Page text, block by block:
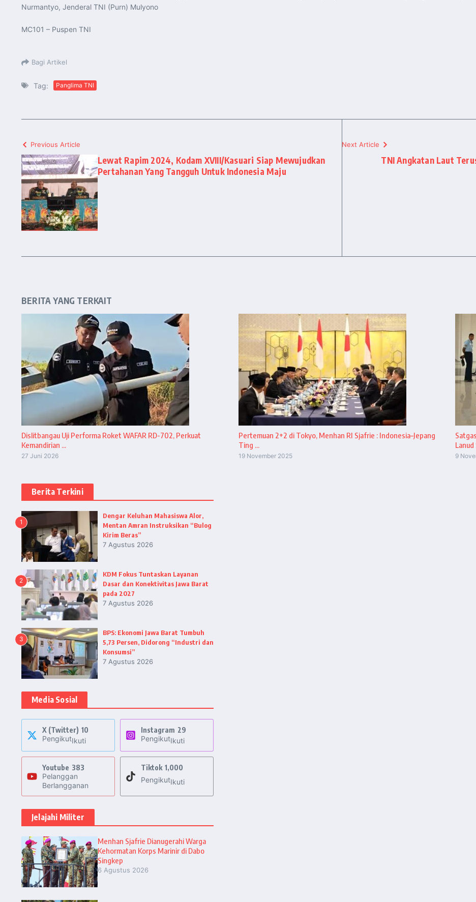
Nurmantyo, Jenderal TNI (Purn) Mulyono
MC101 – Puspen TNI
Bagi Artikel
Tag: Panglima TNI
Previous Article
Lewat Rapim 2024, Kodam XVIII/Kasuari Siap Mewujudkan
Pertahanan Yang Tangguh Untuk Indonesia Maju
Next Article
TNI Angkatan Laut
BERITA YANG TERKAIT
Dislitbangau Uji Performa Roket WAFAR RD-702, Perkuat
Kemandirian ...
27 Juni 2026
Pertemuan 2+2 di Tokyo, Menhan RI Sjafrie : Indonesia–Jepang
Ting ...
19 November 2025
Lanud
9
Berita Terkini
1
Dengar Keluhan Mahasiswa Alor,
Mentan Amran Instruksikan “Bulog
Kirim Beras”
7 Agustus 2026
2
KDM Fokus Tuntaskan Layanan
Dasar dan Konektivitas Jawa Barat
pada 2027
7 Agustus 2026
3
BPS: Ekonomi Jawa Barat Tumbuh
5,73 Persen, Didorong “Industri dan
Konsumsi”
7 Agustus 2026
Media Sosial
X (Twitter) 10
PengikutIkuti
Instagram 29
PengikutIkuti
Youtube 383
Pelanggan
Berlangganan
Tiktok 1,000
PengikutIkuti
Jelajahi Militer
Menhan Sjafrie Dianugerahi Warga
Kehormatan Korps Marinir di Dabo
Singkep
6 Agustus 2026